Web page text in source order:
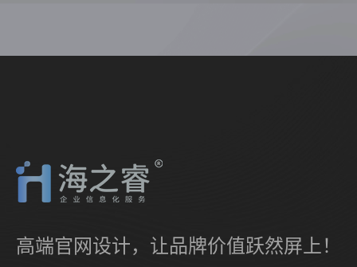
高端官网设计，让品牌价值跃然屏上！